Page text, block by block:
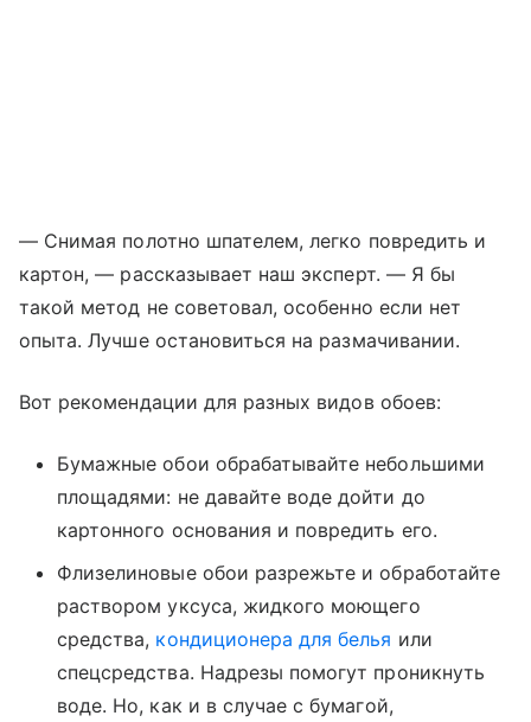
— Снимая полотно шпателем, легко повредить и
картон, — рассказывает наш эксперт. — Я бы
такой метод не советовал, особенно если нет
опыта. Лучше остановиться на размачивании.
Вот рекомендации для разных видов обоев:
Бумажные обои обрабатывайте небольшими
площадями: не давайте воде дойти до
картонного основания и повредить его.
Флизелиновые обои разрежьте и обработайте
раствором уксуса, жидкого моющего
средства, кондиционера для белья или
спецсредства. Надрезы помогут проникнуть
воде. Но, как и в случае с бумагой,